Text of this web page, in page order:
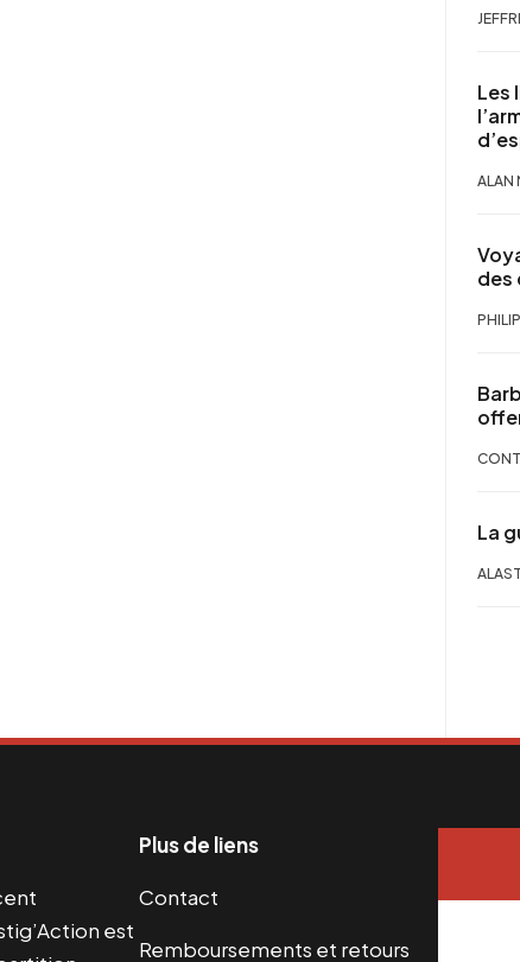
Les
ALAN
des
La
est
Plus de liens
Contact
Remboursements et retours